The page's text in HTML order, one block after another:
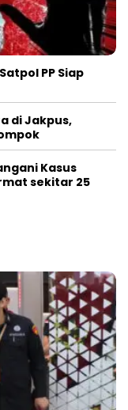
PP Siap
di Jakpus,
Kasus
sekitar 25